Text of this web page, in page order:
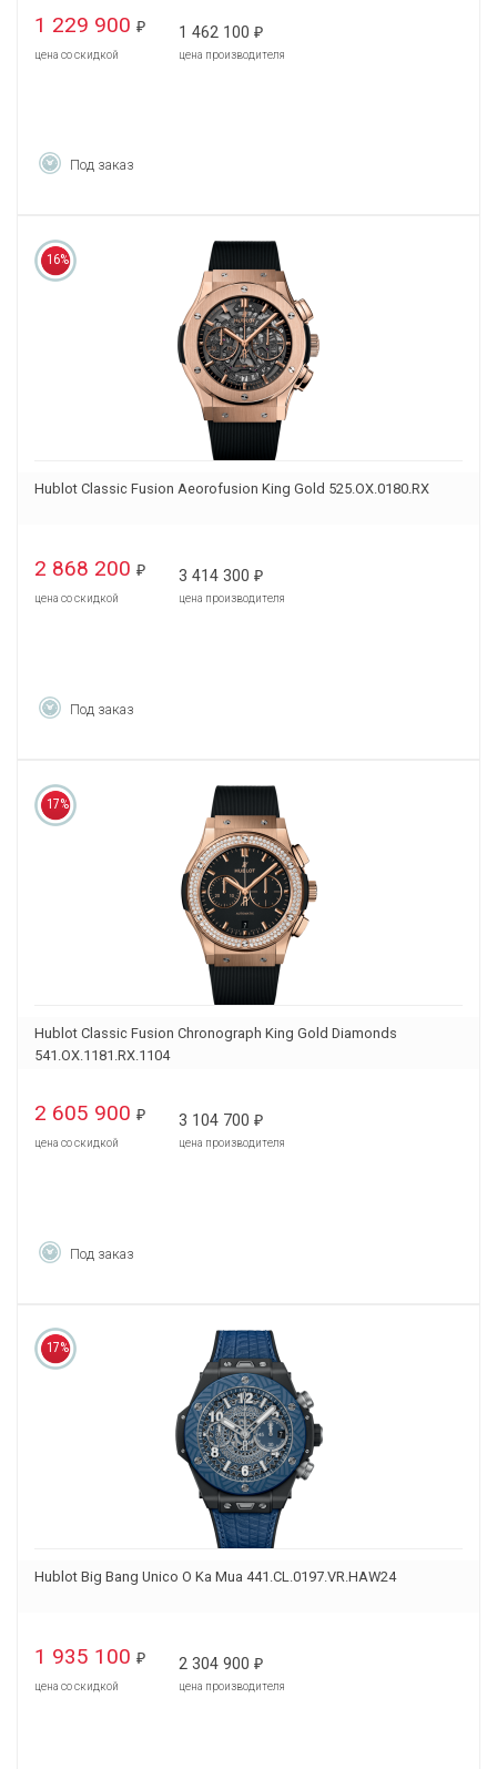
1 229 900 ₽
цена со скидкой
1 462 100 ₽
цена производителя
Под заказ
16%
Hublot Classic Fusion Aeorofusion King Gold 525.OX.0180.RX
2 868 200 ₽
цена со скидкой
3 414 300 ₽
цена производителя
Под заказ
17%
Hublot Classic Fusion Chronograph King Gold Diamonds
541.OX.1181.RX.1104
2 605 900 ₽
цена со скидкой
3 104 700 ₽
цена производителя
Под заказ
17%
Hublot Big Bang Unico O Ka Mua 441.CL.0197.VR.HAW24
1 935 100 ₽
цена со скидкой
2 304 900 ₽
цена производителя